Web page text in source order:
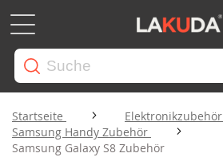
Startseite
Elektronikzubehör
Samsung Handy Zubehör
Samsung Galaxy S8 Zubehör